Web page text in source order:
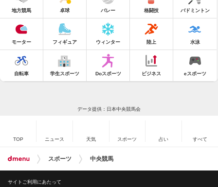
地方競馬 卓球 バレー 格闘技 バドミントン
モーター フィギュア ウィンター 陸上 水泳
自転車 学生スポーツ Doスポーツ ビジネス eスポーツ
データ提供：日本中央競馬会
TOP ニュース 天気 スポーツ 占い すべて
スポーツ 中央競馬
サイトご利用にあたって